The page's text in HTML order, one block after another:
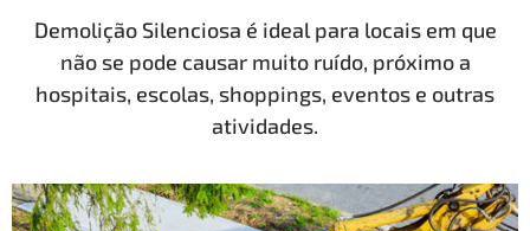
Demolição Silenciosa é ideal para locais em que
não se pode causar muito ruído, próximo a
hospitais, escolas, shoppings, eventos e outras
atividades.